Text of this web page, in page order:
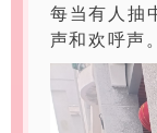
每当有人抽
声和欢呼声。